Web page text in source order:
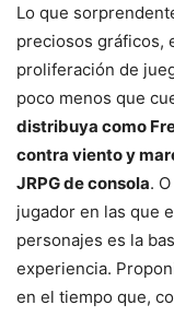
Lo que
preciosos gráficos,
proliferación de
poco menos que
distribuya como
contra viento y
JRPG de consola.
jugador en las que
personajes es la
experiencia.
en el tiempo que,